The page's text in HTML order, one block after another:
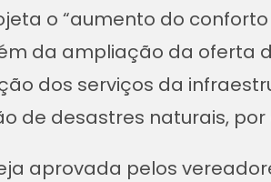
o “aumento do
da ampliação da oferta
dos serviços da
de desastres naturais, por
aprovada pelos